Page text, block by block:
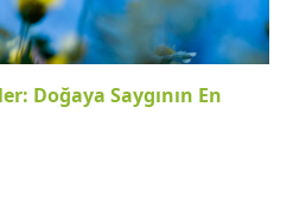
Doğaya Saygının En